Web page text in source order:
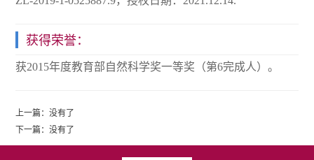
获得荣誉：
获2015年度教育部自然科学奖一等奖（第6完成人）。
上一篇：没有了
下一篇：没有了